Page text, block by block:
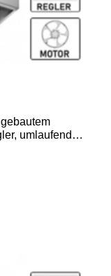
umlaufende
mit